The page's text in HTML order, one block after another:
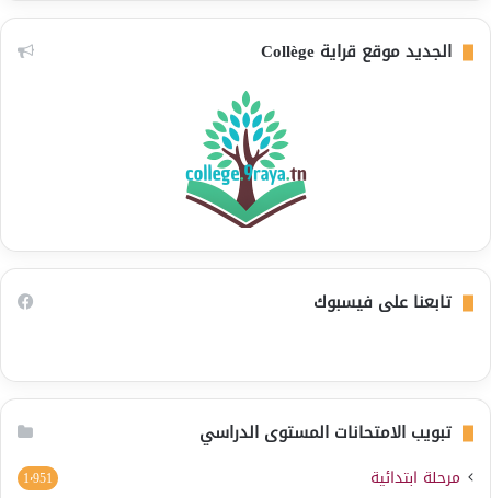
الجديد موقع قراية Collège
تابعنا على فيسبوك
تبويب الامتحانات المستوى الدراسي
مرحلة ابتدائية 1٬951